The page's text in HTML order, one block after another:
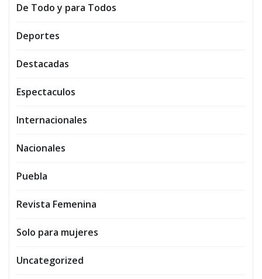
De Todo y para Todos
Deportes
Destacadas
Espectaculos
Internacionales
Nacionales
Puebla
Revista Femenina
Solo para mujeres
Uncategorized